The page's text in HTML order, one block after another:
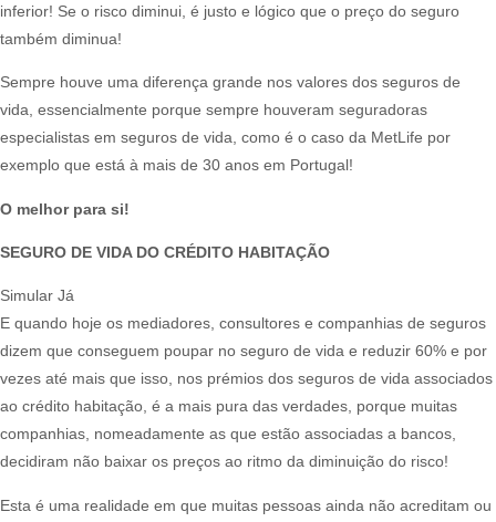
inferior! Se o risco diminui, é justo e lógico que o preço do seguro
também diminua!​
Sempre houve uma diferença grande nos valores dos seguros de
vida, essencialmente porque sempre houveram seguradoras
especialistas em seguros de vida, como é o caso da MetLife por
exemplo que está à mais de 30 anos em Portugal!​
O melhor para si!
SEGURO DE VIDA DO CRÉDITO HABITAÇÃO
Simular Já
E quando hoje os mediadores, consultores e companhias de seguros
dizem que conseguem poupar no seguro de vida e reduzir 60% e por
vezes até mais que isso, nos prémios dos seguros de vida associados
ao crédito habitação, é a mais pura das verdades, porque muitas
companhias, nomeadamente as que estão associadas a bancos,
decidiram não baixar os preços ao ritmo da diminuição do risco!​
Esta é uma realidade em que muitas pessoas ainda não acreditam ou